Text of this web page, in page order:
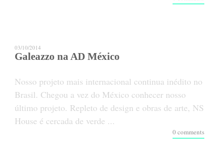
03/10/2014
Galeazzo na AD México
Nosso projeto mais internacional continua inédito no
Brasil. Chegou a vez do México conhecer nosso
último projeto. Repleto de design e obras de arte, NS
House é cercada de verde ...
0 comments